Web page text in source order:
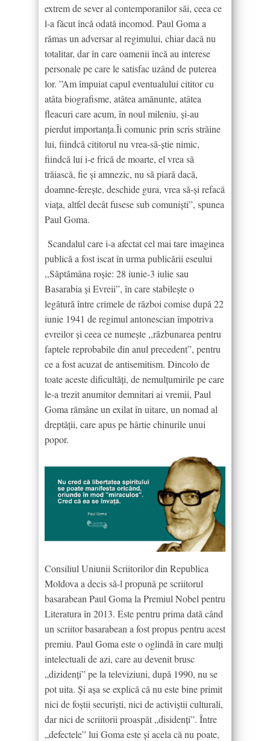
extrem de sever al contemporanilor săi, ceea ce
l-a făcut încă odată incomod. Paul Goma a
rămas un adversar al regimului, chiar dacă nu
totalitar, dar în care oamenii încă au interese
personale pe care le satisfac uzând de puterea
lor. ”Am împuiat capul eventualului cititor cu
atâta biografisme, atâtea amănunte, atâtea
fleacuri care acum, în noul mileniu, și-au
pierdut importanța.Îi comunic prin scris străine
lui, fiindcă cititorul nu vrea-să-știe nimic,
fiindcă lui i-e frică de moarte, el vrea să
trăiască, fie și amnezic, nu să piară dacă,
doamne-ferește, deschide gura, vrea să-și refacă
viața, altfel decât fusese sub comuniști”, spunea
Paul Goma.
Scandalul care i-a afectat cel mai tare imaginea
publică a fost iscat în urma publicării eseului
,,Săptămâna roşie: 28 iunie-3 iulie sau
Basarabia şi Evreii”, în care stabileşte o
legătură între crimele de război comise după 22
iunie 1941 de regimul antonescian împotriva
evreilor şi ceea ce numeşte ,,răzbunarea pentru
faptele reprobabile din anul precedent”, pentru
ce a fost acuzat de antisemitism. Dincolo de
toate aceste dificultăţi, de nemulţumirile pe care
le-a trezit anumitor demnitari ai vremii, Paul
Goma rămâne un exilat în uitare, un nomad al
dreptăţii, care apus pe hârtie chinurile unui
popor.
Consiliul Uniunii Scriitorilor din Republica
Moldova a decis să-l propună pe scriitorul
basarabean Paul Goma la Premiul Nobel pentru
Literatura în 2013. Este pentru prima dată când
un scriitor basarabean a fost propus pentru acest
premiu. Paul Goma este o oglindă în care mulţi
intelectuali de azi, care au devenit brusc
„dizidenţi” pe la televiziuni, după 1990, nu se
pot uita. Şi aşa se explică că nu este bine primit
nici de foştii securişti, nici de activiştii culturali,
dar nici de scriitorii proaspăt „disidenţi”. Între
„defectele” lui Goma este şi acela că nu poate,